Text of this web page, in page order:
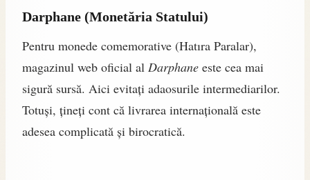
Darphane (Monetăria Statului)
Pentru monede comemorative (Hatıra Paralar),
magazinul web oficial al Darphane este cea mai
sigură sursă. Aici evitați adaosurile intermediarilor.
Totuși, țineți cont că livrarea internațională este
adesea complicată și birocratică.